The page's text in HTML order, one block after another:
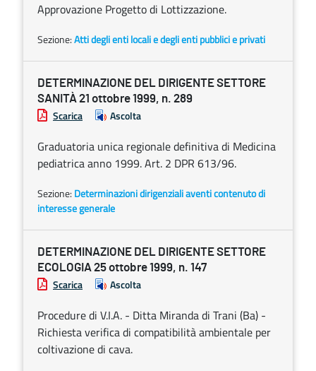
Approvazione Progetto di Lottizzazione.
Sezione:Atti degli enti locali e degli enti pubblici e privati
DETERMINAZIONE DEL DIRIGENTE SETTORE
SANITÀ 21 ottobre 1999, n. 289
Scarica Ascolta
Graduatoria unica regionale definitiva di Medicina
pediatrica anno 1999. Art. 2 DPR 613/96.
Sezione: Determinazioni dirigenziali aventi contenuto di
interesse generale
DETERMINAZIONE DEL DIRIGENTE SETTORE
ECOLOGIA 25 ottobre 1999, n. 147
Scarica Ascolta
Procedure di V.I.A. - Ditta Miranda di Trani (Ba) -
Richiesta verifica di compatibilità ambientale per
coltivazione di cava.